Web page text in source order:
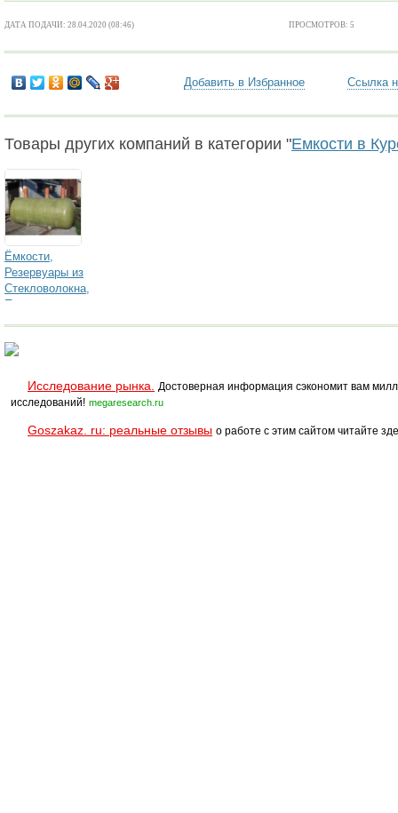
ДАТА ПОДАЧИ: 28.04.2020 (08:46) ПРОСМОТРОВ: 5
Добавить в Избранное Ссылка
Товары других компаний в категории "Емкости в
Ёмкости,
Резервуары из
Стекловолокна,
Полипропилена,
Исследование рынка.
Достоверная информация сэкономит вам
исследований! megaresearch.ru
Goszakaz. ru: реальные отзывы о работе с этим сайтом читайте